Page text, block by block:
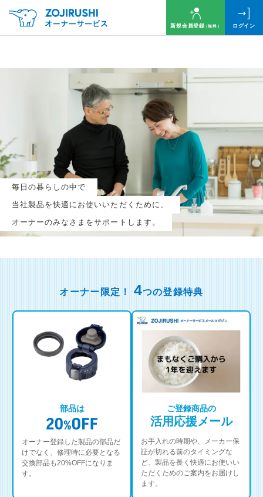
新規会員登録（無料） ログイン
毎日の暮らしの中で
当社製品を快適にお使いいただくために、
オーナーのみなさまをサポートします。
毎月抽選で 名様に
円分のQUOカードプレゼント！
新規会員登録（無料）
ログイン
※新規会員登録または追加製品登録をいただいた方が対象です
※オーナーサービスは日本国内にお住まいの個人の方向けサービスとなります
オーナー限定！ 4つの登録特典
部品は
オーナー登録した製品の部品だ
けでなく、修理時に必要となる
交換部品も20%OFFになりま
す。
ご登録商品の
活用応援メール
お手入れの時期や、メーカー保
証が切れる前のタイミングな
ど、製品を長く快適にお使いい
ただくためのご案内をお届けし
ます。